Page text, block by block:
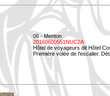
06 - Menton
20160600551NUC2A
Hôtel de voyageurs dit Hôtel
Première volée de l'escalier.